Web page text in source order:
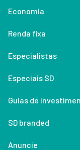
Economia
Renda fixa
Especialistas
Especiais SD
Guias de
SD branded
Anuncie